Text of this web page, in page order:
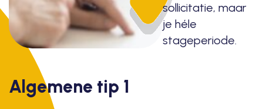
sollicitatie, maar
je héle
stageperiode.
Algemene tip 1